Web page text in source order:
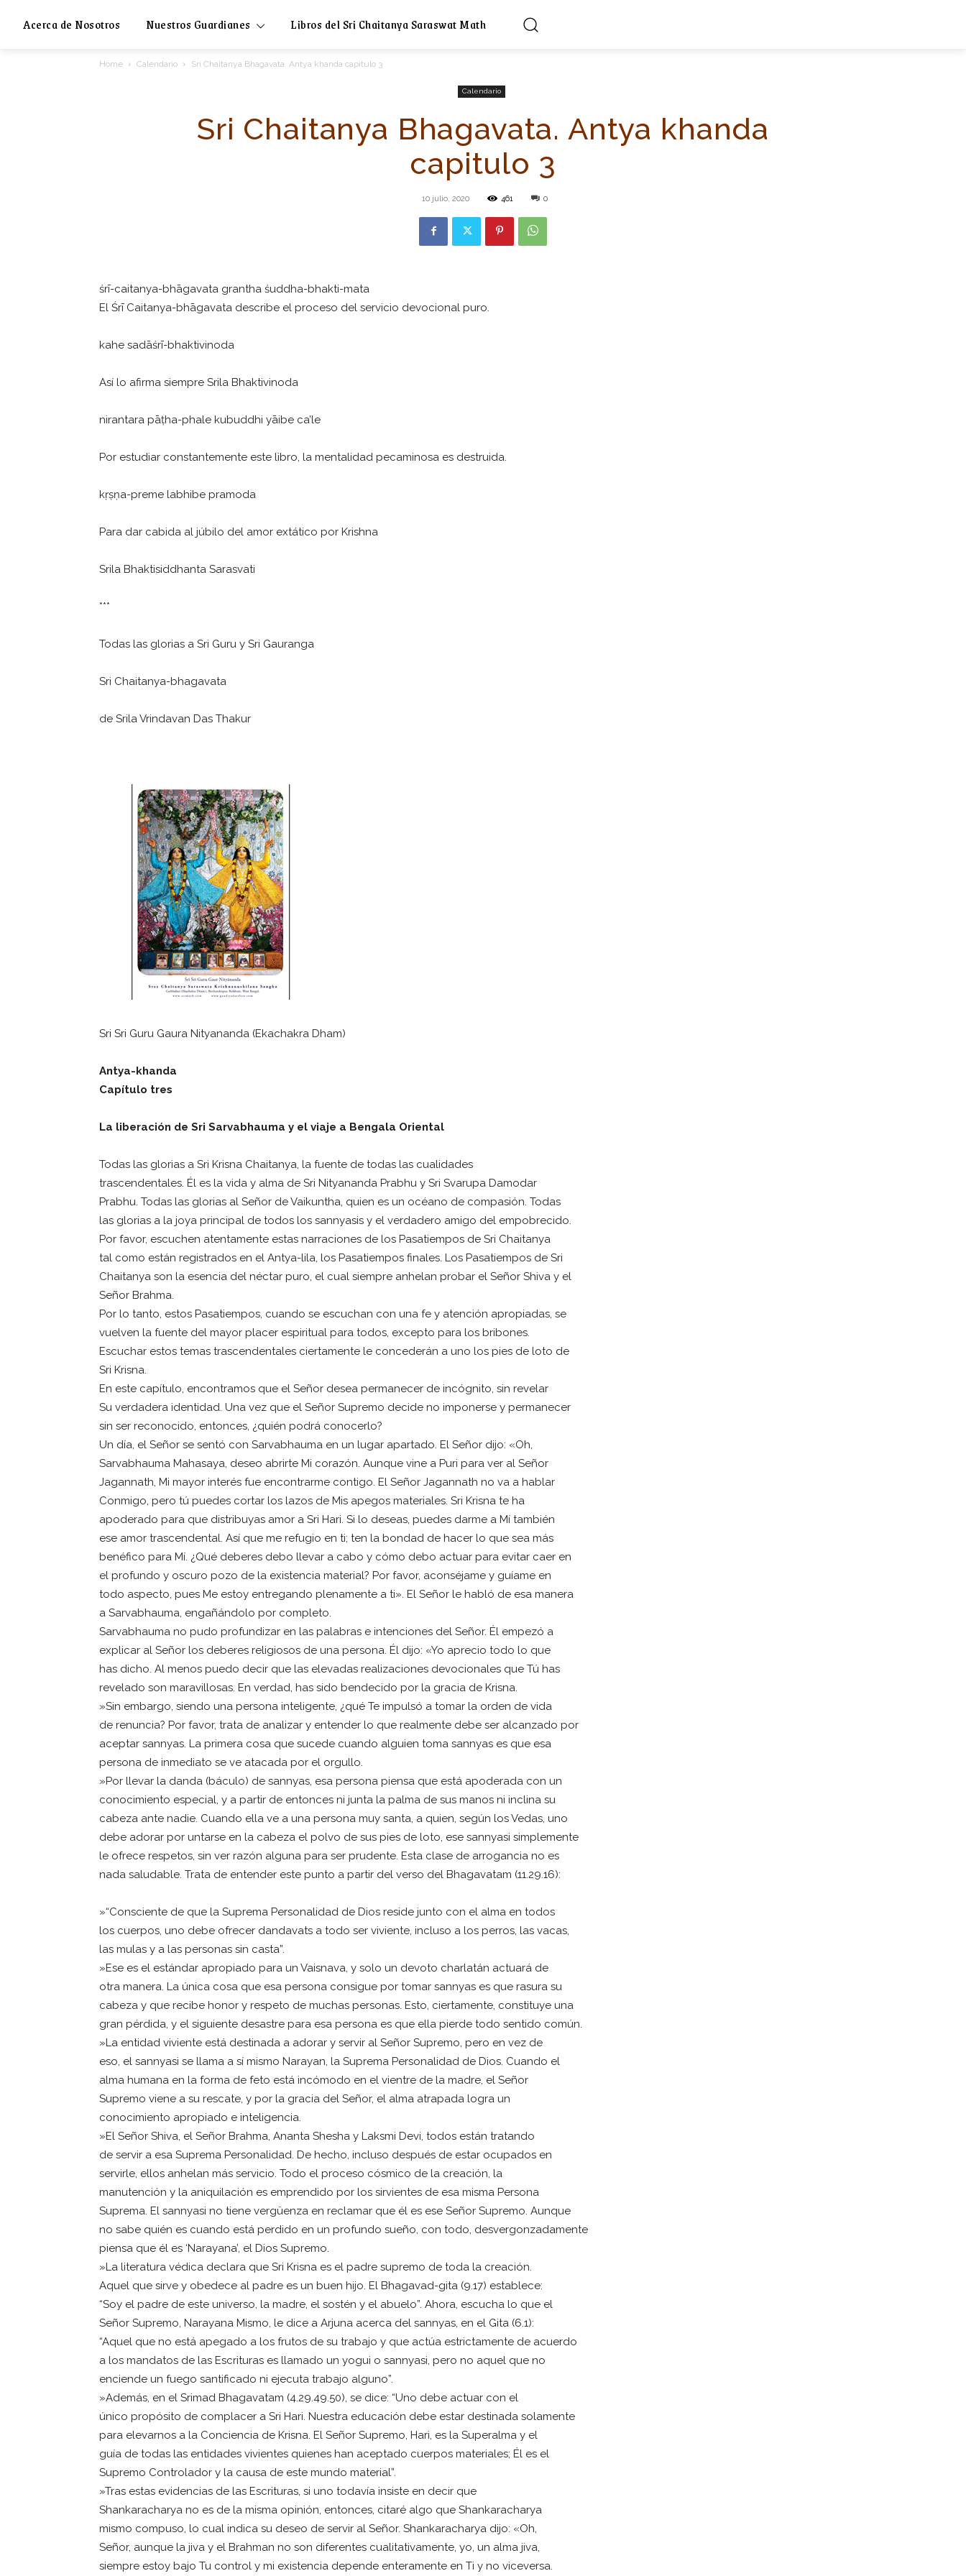
Acerca de Nosotros Nuestros Guardianes Libros del Sri Chaitanya Saraswat Math
Home Calendario Sri Chaitanya Bhagavata. Antya khanda capitulo 3
Calendario
Sri Chaitanya Bhagavata. Antya khanda
capitulo 3
10 julio, 2020 461 0
śrī-caitanya-bhāgavata grantha śuddha-bhakti-mata
El Śrī Caitanya-bhāgavata describe el proceso del servicio devocional puro.
kahe sadāśrī-bhaktivinoda
Así lo afirma siempre Srila Bhaktivinoda
nirantara pāṭha-phale kubuddhi yāibe ca’le
Por estudiar constantemente este libro, la mentalidad pecaminosa es destruida.
kṛṣṇa-preme labhibe pramoda
Para dar cabida al júbilo del amor extático por Krishna
Srila Bhaktisiddhanta Sarasvati
***
Todas las glorias a Sri Guru y Sri Gauranga
Sri Chaitanya-bhagavata
de Srila Vrindavan Das Thakur
Sri Sri Guru Gaura Nityananda (Ekachakra Dham)
Antya-khanda
Capítulo tres
La liberación de Sri Sarvabhauma y el viaje a Bengala Oriental
Todas las glorias a Sri Krisna Chaitanya, la fuente de todas las cualidades
trascendentales. Él es la vida y alma de Sri Nityananda Prabhu y Sri Svarupa Damodar
Prabhu. Todas las glorias al Señor de Vaikuntha, quien es un océano de compasión. Todas
las glorias a la joya principal de todos los sannyasis y el verdadero amigo del empobrecido.
Por favor, escuchen atentamente estas narraciones de los Pasatiempos de Sri Chaitanya
tal como están registrados en el Antya-lila, los Pasatiempos finales. Los Pasatiempos de Sri
Chaitanya son la esencia del néctar puro, el cual siempre anhelan probar el Señor Shiva y el
Señor Brahma.
Por lo tanto, estos Pasatiempos, cuando se escuchan con una fe y atención apropiadas, se
vuelven la fuente del mayor placer espiritual para todos, excepto para los bribones.
Escuchar estos temas trascendentales ciertamente le concederán a uno los pies de loto de
Sri Krisna.
En este capítulo, encontramos que el Señor desea permanecer de incógnito, sin revelar
Su verdadera identidad. Una vez que el Señor Supremo decide no imponerse y permanecer
sin ser reconocido, entonces, ¿quién podrá conocerlo?
Un día, el Señor se sentó con Sarvabhauma en un lugar apartado. El Señor dijo: «Oh,
Sarvabhauma Mahasaya, deseo abrirte Mi corazón. Aunque vine a Puri para ver al Señor
Jagannath, Mi mayor interés fue encontrarme contigo. El Señor Jagannath no va a hablar
Conmigo, pero tú puedes cortar los lazos de Mis apegos materiales. Sri Krisna te ha
apoderado para que distribuyas amor a Sri Hari. Si lo deseas, puedes darme a Mí también
ese amor trascendental. Así que me refugio en ti; ten la bondad de hacer lo que sea más
benéfico para Mí. ¿Qué deberes debo llevar a cabo y cómo debo actuar para evitar caer en
el profundo y oscuro pozo de la existencia material? Por favor, aconséjame y guíame en
todo aspecto, pues Me estoy entregando plenamente a ti». El Señor le habló de esa manera
a Sarvabhauma, engañándolo por completo.
Sarvabhauma no pudo profundizar en las palabras e intenciones del Señor. Él empezó a
explicar al Señor los deberes religiosos de una persona. Él dijo: «Yo aprecio todo lo que
has dicho. Al menos puedo decir que las elevadas realizaciones devocionales que Tú has
revelado son maravillosas. En verdad, has sido bendecido por la gracia de Krisna.
»Sin embargo, siendo una persona inteligente, ¿qué Te impulsó a tomar la orden de vida
de renuncia? Por favor, trata de analizar y entender lo que realmente debe ser alcanzado por
aceptar sannyas. La primera cosa que sucede cuando alguien toma sannyas es que esa
persona de inmediato se ve atacada por el orgullo.
»Por llevar la danda (báculo) de sannyas, esa persona piensa que está apoderada con un
conocimiento especial, y a partir de entonces ni junta la palma de sus manos ni inclina su
cabeza ante nadie. Cuando ella ve a una persona muy santa, a quien, según los Vedas, uno
debe adorar por untarse en la cabeza el polvo de sus pies de loto, ese sannyasi simplemente
le ofrece respetos, sin ver razón alguna para ser prudente. Esta clase de arrogancia no es
nada saludable. Trata de entender este punto a partir del verso del Bhagavatam (11.29.16):
»“Consciente de que la Suprema Personalidad de Dios reside junto con el alma en todos
los cuerpos, uno debe ofrecer dandavats a todo ser viviente, incluso a los perros, las vacas,
las mulas y a las personas sin casta”.
»Ese es el estándar apropiado para un Vaisnava, y solo un devoto charlatán actuará de
otra manera. La única cosa que esa persona consigue por tomar sannyas es que rasura su
cabeza y que recibe honor y respeto de muchas personas. Esto, ciertamente, constituye una
gran pérdida, y el siguiente desastre para esa persona es que ella pierde todo sentido común.
»La entidad viviente está destinada a adorar y servir al Señor Supremo, pero en vez de
eso, el sannyasi se llama a sí mismo Narayan, la Suprema Personalidad de Dios. Cuando el
alma humana en la forma de feto está incómodo en el vientre de la madre, el Señor
Supremo viene a su rescate, y por la gracia del Señor, el alma atrapada logra un
conocimiento apropiado e inteligencia.
»El Señor Shiva, el Señor Brahma, Ananta Shesha y Laksmi Devi, todos están tratando
de servir a esa Suprema Personalidad. De hecho, incluso después de estar ocupados en
servirle, ellos anhelan más servicio. Todo el proceso cósmico de la creación, la
manutención y la aniquilación es emprendido por los sirvientes de esa misma Persona
Suprema. El sannyasi no tiene vergüenza en reclamar que él es ese Señor Supremo. Aunque
no sabe quién es cuando está perdido en un profundo sueño, con todo, desvergonzadamente
piensa que él es ‘Narayana’, el Dios Supremo.
»La literatura védica declara que Sri Krisna es el padre supremo de toda la creación.
Aquel que sirve y obedece al padre es un buen hijo. El Bhagavad-gita (9.17) establece:
“Soy el padre de este universo, la madre, el sostén y el abuelo”. Ahora, escucha lo que el
Señor Supremo, Narayana Mismo, le dice a Arjuna acerca del sannyas, en el Gita (6.1):
“Aquel que no está apegado a los frutos de su trabajo y que actúa estrictamente de acuerdo
a los mandatos de las Escrituras es llamado un yogui o sannyasi, pero no aquel que no
enciende un fuego santificado ni ejecuta trabajo alguno”.
»Además, en el Srimad Bhagavatam (4.29.49.50), se dice: “Uno debe actuar con el
único propósito de complacer a Sri Hari. Nuestra educación debe estar destinada solamente
para elevarnos a la Conciencia de Krisna. El Señor Supremo, Hari, es la Superalma y el
guía de todas las entidades vivientes quienes han aceptado cuerpos materiales; Él es el
Supremo Controlador y la causa de este mundo material”.
»Tras estas evidencias de las Escrituras, si uno todavía insiste en decir que
Shankaracharya no es de la misma opinión, entonces, citaré algo que Shankaracharya
mismo compuso, lo cual indica su deseo de servir al Señor. Shankaracharya dijo: «Oh,
Señor, aunque la jiva y el Brahman no son diferentes cualitativamente, yo, un alma jiva,
siempre estoy bajo Tu control y mi existencia depende enteramente en Ti y no viceversa.